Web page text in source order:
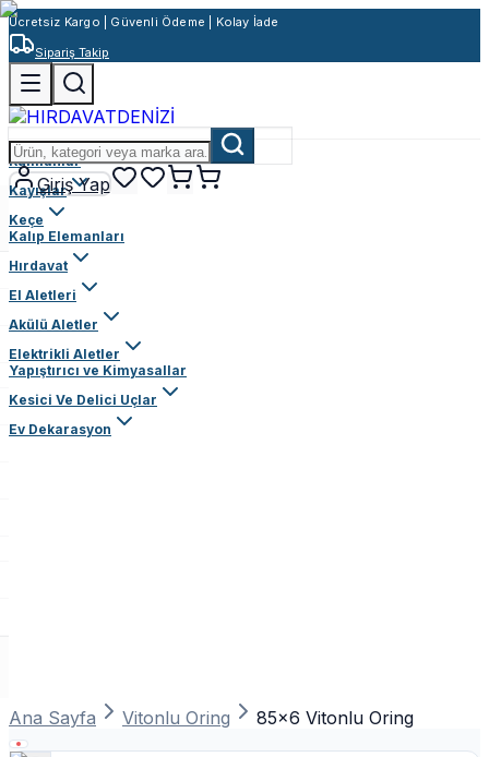
Ücretsiz Kargo | Güvenli Ödeme | Kolay İade
Sipariş Takip
Giriş Yap
Rulmanlar
Kayışlar
Keçe
Kalıp Elemanları
Hırdavat
El Aletleri
Akülü Aletler
Elektrikli Aletler
Yapıştırıcı ve Kimyasallar
Kesici Ve Delici Uçlar
Ev Dekarasyon
Ana Sayfa Vitonlu Oring 85x6 Vitonlu Oring